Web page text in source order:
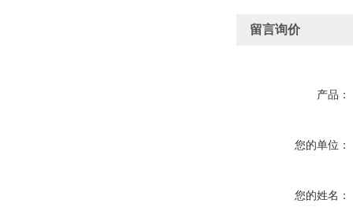
留言询价
产品：
您的单位：
您的姓名：